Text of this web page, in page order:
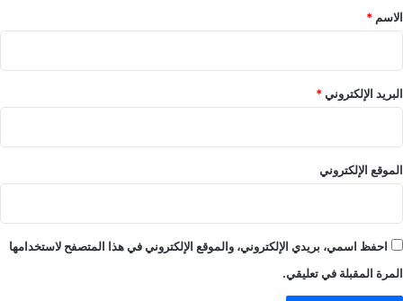
*
الاسم *
البريد الإلكتروني*
الموقع الإلكتروني
احفظ اسمي، بريدي الإلكتروني، والموقع الإلكتروني في هذا المتصفح لاستخدامها
المرة المقبلة في تعليقي.